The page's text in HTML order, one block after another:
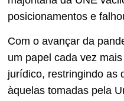
posicionamentos e
Com o avançar da
um papel cada vez
jurídico, restringindo as
àquelas tomadas pela